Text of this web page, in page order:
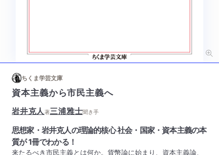
ちくま学芸文庫
資本主義から市民主義へ
岩井克人著三浦雅士聞き手
思想家・岩井克人の理論的核心 社会・国家・資本主義の本
質が 1冊でわかる！
来たるべき市民主義とは何か。貨幣論に始まり、資本主義論、